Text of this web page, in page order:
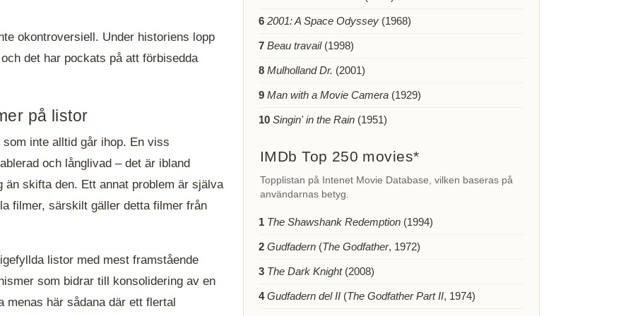
okontroversiell. Under historiens lopp
det har pockats på att förbisedda
på listor
inte alltid går ihop. En viss
och långlivad – det är ibland
skifta den. Ett annat problem är själva
filmer, särskilt gäller detta filmer från
listor med mest framstående
som bidrar till konsolidering av en
menas här sådana där ett flertal
6 2001: A Space Odyssey (1968)
7 Beau travail(1998)
8 Mulholland Dr. (2001)
9 Man with a Movie Camera (1929)
10 Singin' in the Rain (1951)
IMDb Top 250 movies*
Topplistan på Intenet Movie Database, vilken baseras på
användarnas betyg.
1 The Shawshank Redemption (1994)
2 Gudfadern (The Godfather, 1972)
3 The Dark Knight(2008)
4 Gudfadern del II (The Godfather Part II, 1974)